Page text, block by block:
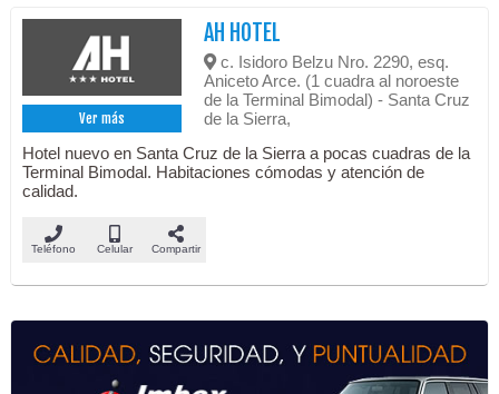
Ver más
AH HOTEL
c. Isidoro Belzu Nro. 2290, esq.
Aniceto Arce. (1 cuadra al noroeste
de la Terminal Bimodal) - Santa Cruz
de la Sierra,
Hotel nuevo en Santa Cruz de la Sierra a pocas cuadras de la
Terminal Bimodal. Habitaciones cómodas y atención de
calidad.
Teléfono Celular Compartir